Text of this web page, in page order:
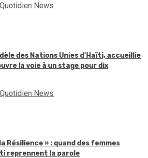
News
des Nations Unies d’Haïti, accueillie
la voie à un stage pour dix
News
Résilience » : quand des femmes
reprennent la parole